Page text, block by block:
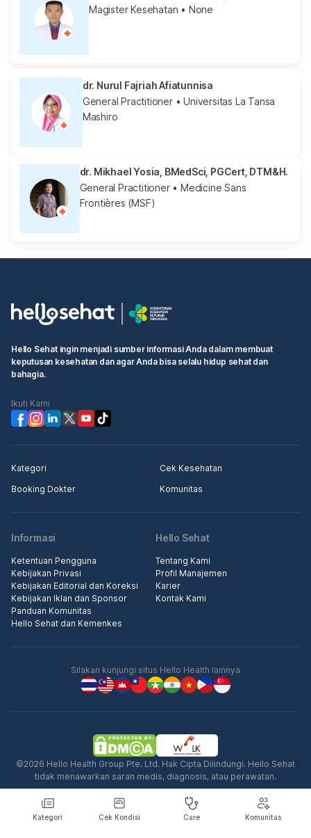
Magister Kesehatan • None
dr. Nurul Fajriah Afiatunnisa
General Practitioner• Universitas La Tansa
Mashiro
dr. Mikhael Yosia, BMedSci, PGCert, DTM&H.
General Practitioner• Medicine Sans
Frontières (MSF)
Kategori Cek Kondisi Care Komunitas
Hello Sehat ingin menjadi sumber informasi Anda dalam membuat
keputusan kesehatan dan agar Anda bisa selalu hidup sehat dan
bahagia.
Ikuti Kami
Kategori
Cek Kesehatan
Booking Dokter
Komunitas
Informasi
Ketentuan Pengguna
Kebijakan Privasi
Kebijakan Editorial dan Koreksi
Kebijakan Iklan dan Sponsor
Panduan Komunitas
Hello Sehat dan Kemenkes
Hello Sehat
Tentang Kami
Profil Manajemen
Karier
Kontak Kami
Silakan kunjungi situs Hello Health lainnya
©2026 Hello Health Group Pte. Ltd. Hak Cipta Dilindungi. Hello Sehat
tidak menawarkan saran medis, diagnosis, atau perawatan.